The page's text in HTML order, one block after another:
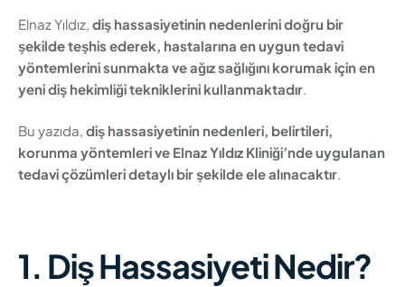
Elnaz Yıldız, diş hassasiyetinin nedenlerini doğru bir
şekilde teşhis ederek, hastalarına en uygun tedavi
yöntemlerini sunmakta ve ağız sağlığını korumak için en
yeni diş hekimliği tekniklerini kullanmaktadır
Bu yazıda, diş hassasiyetinin nedenleri, belirtileri,
korunma yöntemleri ve Elnaz Yıldız Kliniği’nde uygulanan
tedavi çözümleri detaylı bir şekilde ele alınacaktır.
1. Diş Hassasiyeti Nedir?